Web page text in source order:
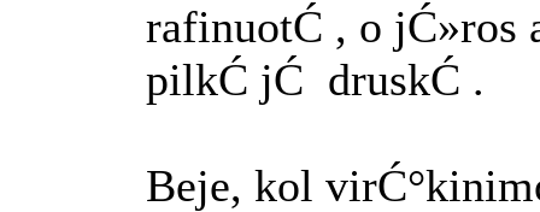
rafinuotĆ , o jĆ»ros
pilkĆ jĆ druskĆ .
Beje, kol